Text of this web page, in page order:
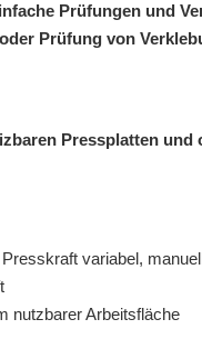
Prüfungen und
Prüfung von
Pressplatten
variabel,
nutzbarer Arbeitsfläche